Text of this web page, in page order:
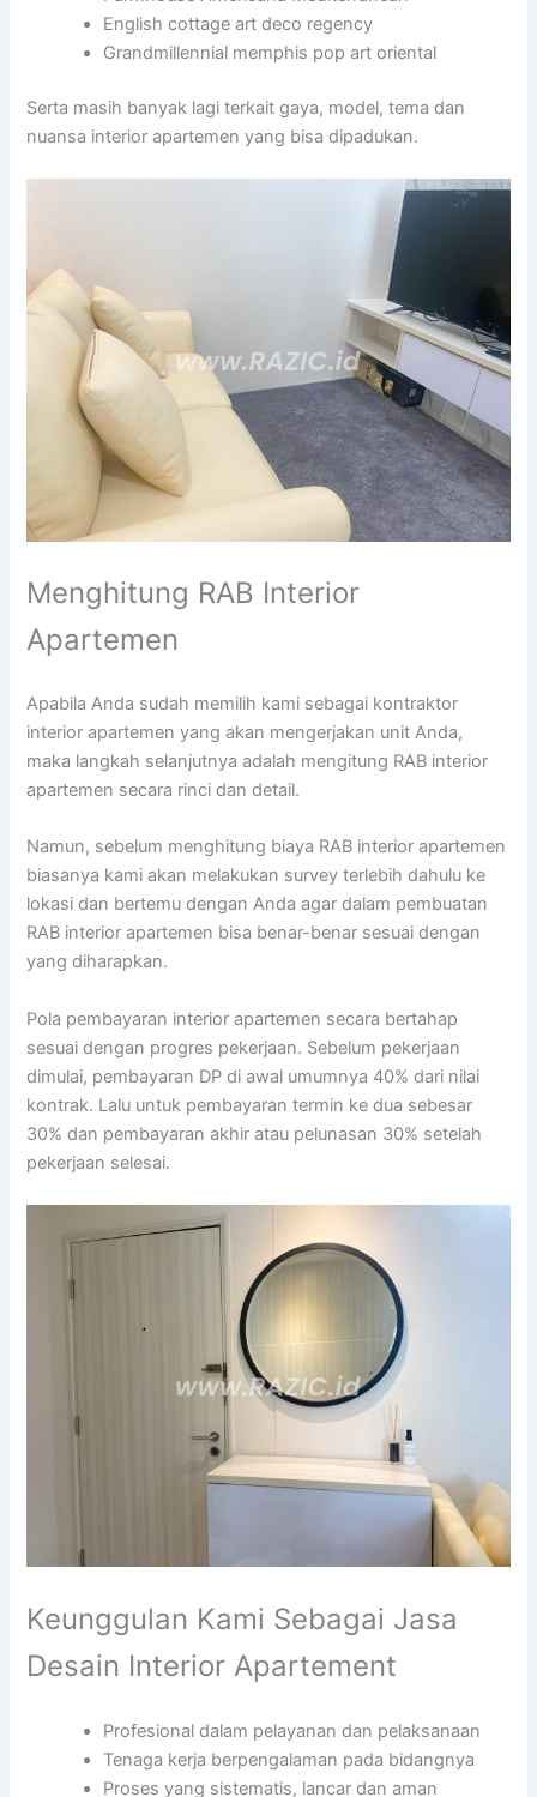
English cottage art deco regency
Grandmillennial memphis pop art oriental
Serta masih banyak lagi terkait gaya, model, tema dan
nuansa interior apartemen yang bisa dipadukan.
Menghitung RAB Interior
Apartemen
Apabila Anda sudah memilih kami sebagai kontraktor
interior apartemen yang akan mengerjakan unit Anda,
maka langkah selanjutnya adalah mengitung RAB interior
apartemen secara rinci dan detail.
Namun, sebelum menghitung biaya RAB interior apartemen
biasanya kami akan melakukan survey terlebih dahulu ke
lokasi dan bertemu dengan Anda agar dalam pembuatan
RAB interior apartemen bisa benar-benar sesuai dengan
yang diharapkan.
Pola pembayaran interior apartemen secara bertahap
sesuai dengan progres pekerjaan. Sebelum pekerjaan
dimulai, pembayaran DP di awal umumnya 40% dari nilai
kontrak. Lalu untuk pembayaran termin ke dua sebesar
30% dan pembayaran akhir atau pelunasan 30% setelah
pekerjaan selesai.
Keunggulan Kami Sebagai Jasa
Desain Interior Apartement
Profesional dalam pelayanan dan pelaksanaan
Tenaga kerja berpengalaman pada bidangnya
Proses yang sistematis, lancar dan aman